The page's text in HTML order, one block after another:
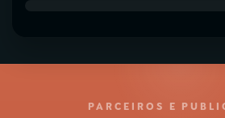
PARCEIROS E